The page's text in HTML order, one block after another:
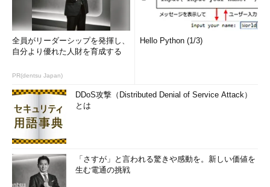
全員がリーダーシップを発揮し、
自分より優れた人財を育成する
PR(dentsu Japan)
Hello Python (1/3)
DDoS攻撃（Distributed Denial of Service Attack）
とは
「さすが」と言われる驚きや感動を。新しい価値を
生む電通の挑戦